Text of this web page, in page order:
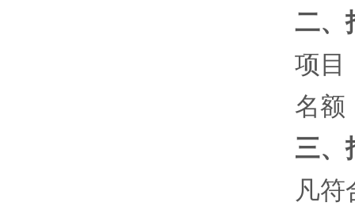
二、
项目
名额
三、
凡符